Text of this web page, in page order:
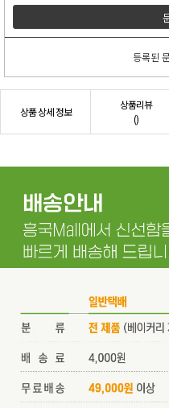
등록된
상품 상세 정보
상품리뷰
()